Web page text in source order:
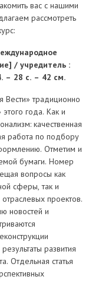
вас с нашими
рассмотреть
/ учредитель :
– 28 с. – 42 см.
Вести» традиционно
года. Как и
качественная
работа по подбору
Отметим и
бумаги. Номер
вопросы как
сферы, так и
проектов.
новостей и
развития
Отдельная статья